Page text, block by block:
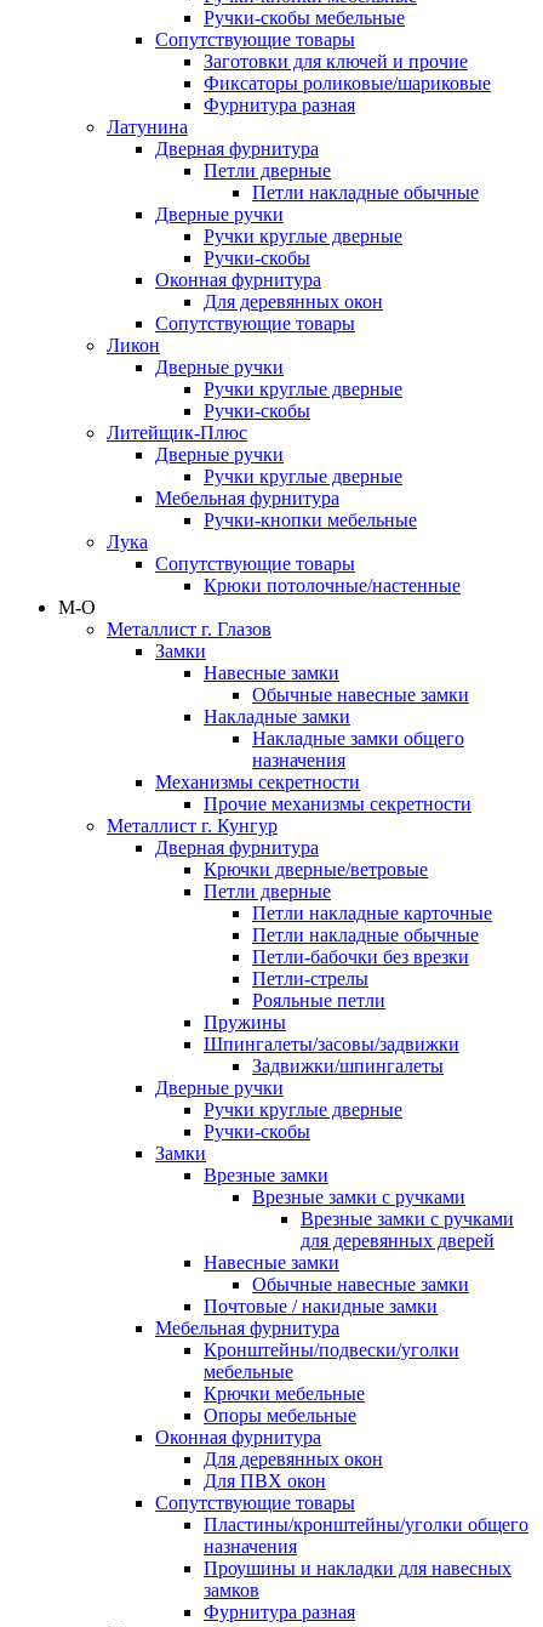
Ручки-скобы мебельные
Сопутствующие товары
Заготовки для ключей и прочие
Фиксаторы роликовые/шариковые
Фурнитура разная
Латунина
Дверная фурнитура
Петли дверные
Петли накладные обычные
Дверные ручки
Ручки круглые дверные
Ручки-скобы
Оконная фурнитура
Для деревянных окон
Сопутствующие товары
Ликон
Дверные ручки
Ручки круглые дверные
Ручки-скобы
Литейщик-Плюс
Дверные ручки
Ручки круглые дверные
Мебельная фурнитура
Ручки-кнопки мебельные
Лука
Сопутствующие товары
Крюки потолочные/настенные
М-О
Металлист г. Глазов
Замки
Навесные замки
Обычные навесные замки
Накладные замки
Накладные замки общего
назначения
Механизмы секретности
Прочие механизмы секретности
Металлист г. Кунгур
Дверная фурнитура
Крючки дверные/ветровые
Петли дверные
Петли накладные карточные
Петли накладные обычные
Петли-бабочки без врезки
Петли-стрелы
Рояльные петли
Пружины
Шпингалеты/засовы/задвижки
Задвижки/шпингалеты
Дверные ручки
Ручки круглые дверные
Ручки-скобы
Замки
Врезные замки
Врезные замки с ручками
Врезные замки с ручками
для деревянных дверей
Навесные замки
Обычные навесные замки
Почтовые / накидные замки
Мебельная фурнитура
Кронштейны/подвески/уголки
мебельные
Крючки мебельные
Опоры мебельные
Оконная фурнитура
Для деревянных окон
Для ПВХ окон
Сопутствующие товары
Пластины/кронштейны/уголки общего
назначения
Проушины и накладки для навесных
замков
Фурнитура разная